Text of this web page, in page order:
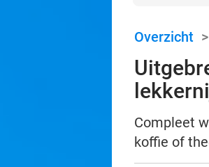
Overzicht >
Compleet
koffie of